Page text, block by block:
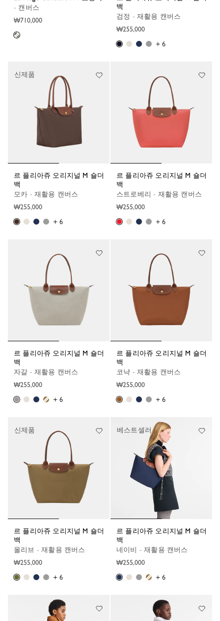
- 캔버스
₩710,000
백
검정 - 재활용 캔버스
₩255,000
+ 6
르 플리아쥬 오리지널 M 숄더
백
모카 - 재활용 캔버스
₩255,000
+ 6
신제품
르 플리아쥬 오리지널 M 숄더
백
스트로베리 - 재활용 캔버스
₩255,000
+ 6
르 플리아쥬 오리지널 M 숄더
백
자갈 - 재활용 캔버스
₩255,000
+ 6
르 플리아쥬 오리지널 M 숄더
백
코냑 - 재활용 캔버스
₩255,000
+ 6
르 플리아쥬 오리지널 M 숄더
백
올리브 - 재활용 캔버스
₩255,000
+ 6
신제품
르 플리아쥬 오리지널 M 숄더
백
네이비 - 재활용 캔버스
₩255,000
+ 6
베스트셀러